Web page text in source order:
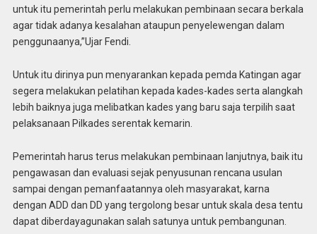
untuk itu pemerintah perlu melakukan pembinaan secara berkala
agar tidak adanya kesalahan ataupun penyelewengan dalam
penggunaanya,”Ujar Fendi.
Untuk itu dirinya pun menyarankan kepada pemda Katingan agar
segera melakukan pelatihan kepada kades-kades serta alangkah
lebih baiknya juga melibatkan kades yang baru saja terpilih saat
pelaksanaan Pilkades serentak kemarin.
Pemerintah harus terus melakukan pembinaan lanjutnya, baik itu
pengawasan dan evaluasi sejak penyusunan rencana usulan
sampai dengan pemanfaatannya oleh masyarakat, karna
dengan ADD dan DD yang tergolong besar untuk skala desa tentu
dapat diberdayagunakan salah satunya untuk pembangunan.